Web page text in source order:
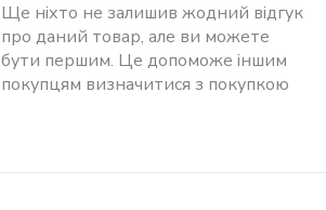
Ще ніхто не залишив жодний відгук
про даний товар, але ви можете
бути першим. Це допоможе іншим
покупцям визначитися з покупкою